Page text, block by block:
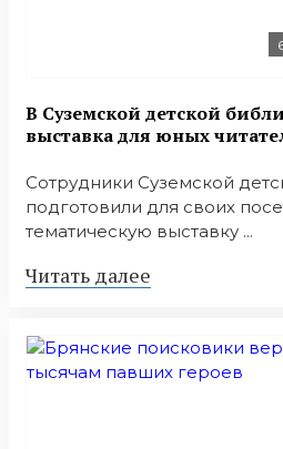
В Суземской детской
выставка для юных
Сотрудники Суземской
подготовили для своих
тематическую выставку ...
Читать далее